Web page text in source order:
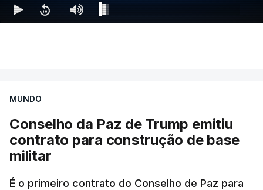
MUNDO
Conselho da Paz de Trump emitiu
contrato para construção de base
militar
É o primeiro contrato do Conselho de Paz para